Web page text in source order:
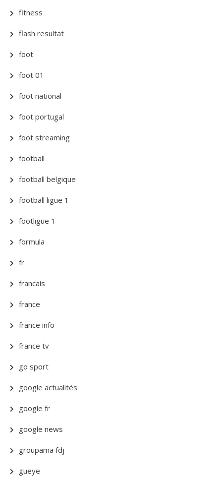
fitness
flash resultat
foot
foot 01
foot national
foot portugal
foot streaming
football
football belgique
football ligue 1
footligue 1
formula
fr
francais
france
france info
france tv
go sport
google actualités
google fr
google news
groupama fdj
gueye